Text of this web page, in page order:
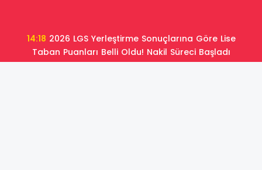
14:18
Taban Puanları Belli Oldu! Nakil Süreci Başladı